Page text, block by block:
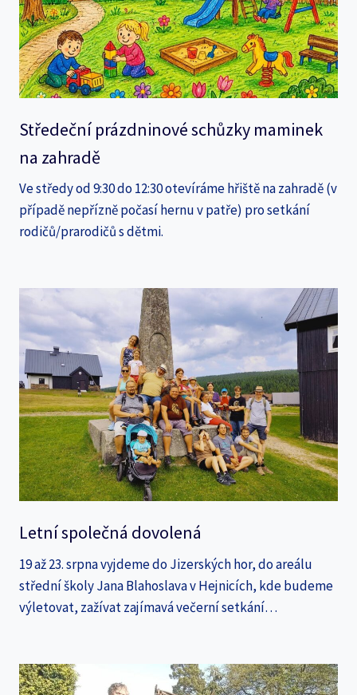
Středeční prázdninové schůzky maminek
na zahradě
Ve středy od 9:30 do 12:30 otevíráme hřiště na zahradě (v
případě nepřízně počasí hernu v patře) pro setkání
rodičů/prarodičů s dětmi.
Letní společná dovolená
19 až 23. srpna vyjdeme do Jizerských hor, do areálu
střední školy Jana Blahoslava v Hejnicích, kde budeme
výletovat, zažívat zajímavá večerní setkání…